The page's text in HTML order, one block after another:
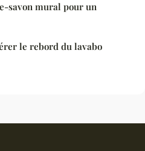
savon mural pour un
le rebord du lavabo